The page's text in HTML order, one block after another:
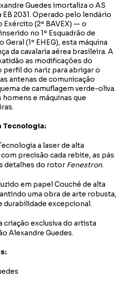
Guedes imortaliza o AS
2031. Operado pelo lendário
Exército (2º BAVEX) — o
no 1º Esquadrão de
(1º EHEG), esta máquina
da cavalaria aérea brasileira. A
as modificações do
perfil do nariz para abrigar o
antenas de comunicação
de camuflagem verde-oliva.
e máquinas que
Tecnologia:
a laser de alta
precisão cada rebite, as pás
detalhes do rotor Fenestron.
em papel Couché de alta
uma obra de arte robusta,
durabilidade excepcional.
criação exclusiva do artista
Alexandre Guedes.